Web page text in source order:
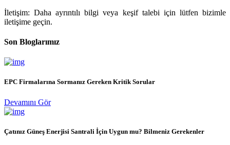
İletişim: Daha ayrıntılı bilgi veya keşif talebi için lütfen bizimle
iletişime geçin.
Son Bloglarımız
EPC Firmalarına Sormanız Gereken Kritik Sorular
Devamını Gör
Çatınız Güneş Enerjisi Santrali İçin Uygun mu? Bilmeniz Gerekenler